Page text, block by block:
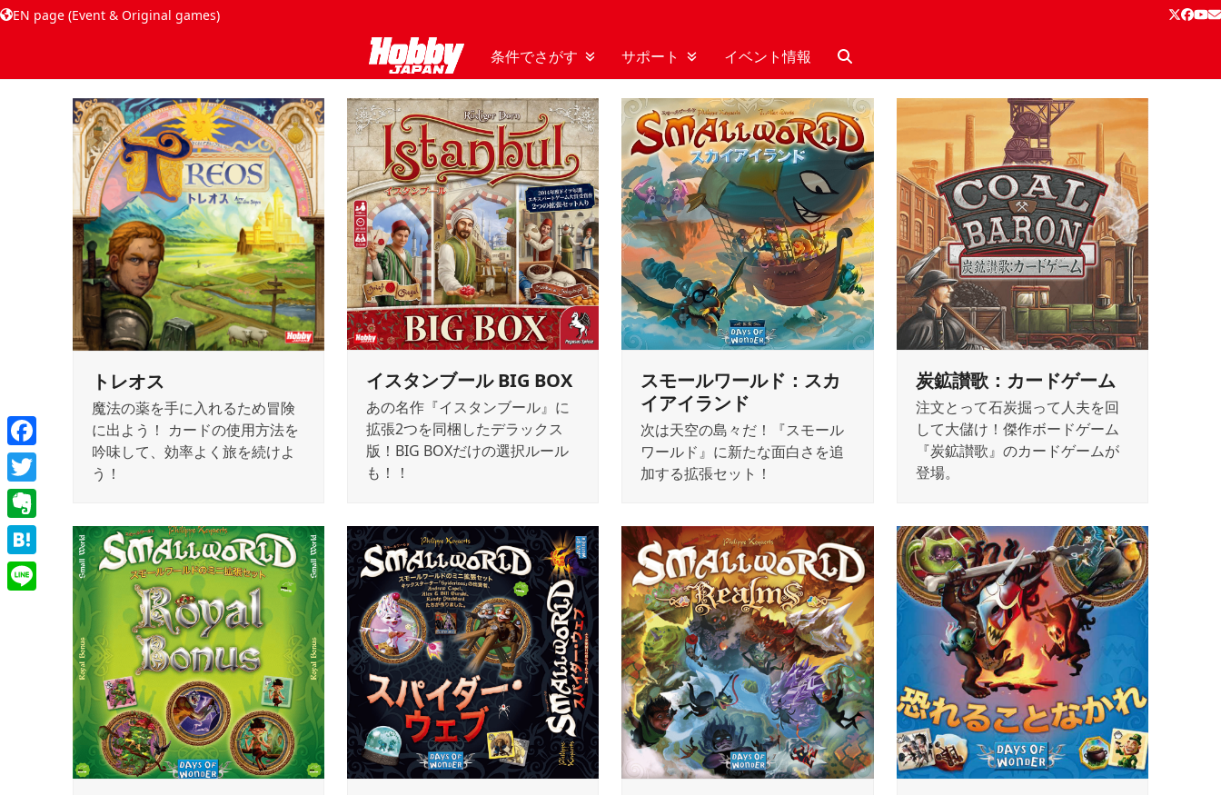
EN page (Event & Original games) Twitter
条件でさがす サポート イベント情報
トレオス
魔法の薬を手に入れるため冒険
に出よう！ カードの使用方法を
吟味して、効率よく旅を続けよ
う！
イスタンブール BIG BOX
あの名作『イスタンブール』に
拡張2つを同梱したデラックス
版！BIG BOXだけの選択ルール
も！！
スモールワールド：スカ
イアイランド
次は天空の島々だ！『スモール
ワールド』に新たな面白さを追
加する拡張セット！
炭鉱讃歌：カードゲーム
注文とって石炭掘って人夫を回
して大儲け！傑作ボードゲーム
『炭鉱讃歌』のカードゲームが
登場。
Facebook
Twitter
Evernote
Hatena